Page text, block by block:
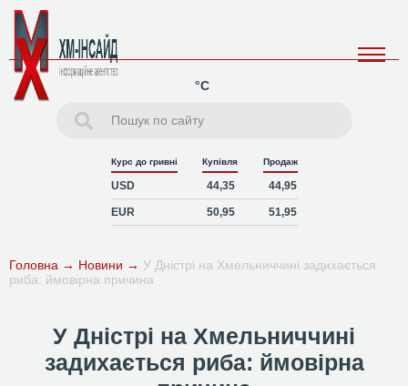
°C
Курс до гривні Купівля Продаж
USD 44,35 44,95
EUR 50,95 51,95
Головна → Новини → У Дністрі на Хмельниччині задихається
риба: ймовірна причина
У Дністрі на Хмельниччині
задихається риба: ймовірна